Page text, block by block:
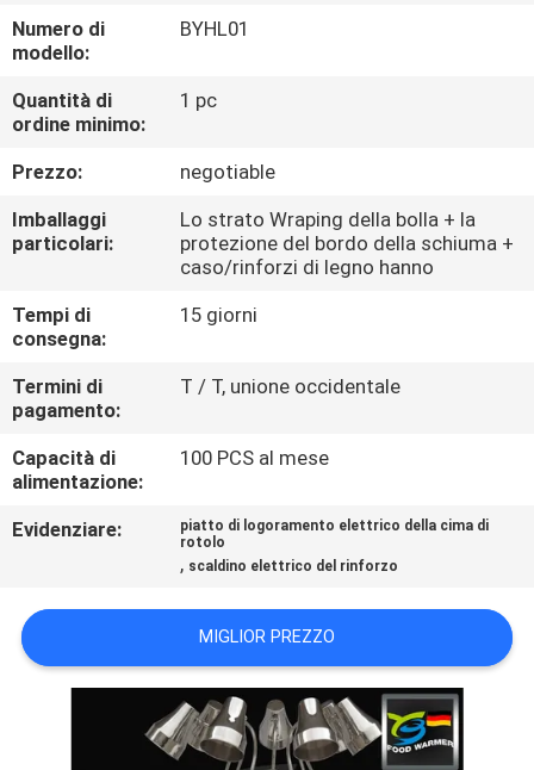
CONTROLLO
DI
QUALITÀ
CONTATTICI
UNA
MAPPA
DEL
SITO
PRIVACY
POLICY
Numero di
modello:
BYHL01
Quantità di
ordine minimo:
1 pc
Prezzo:
negotiable
Imballaggi
particolari:
Lo strato Wraping della bolla + la
protezione del bordo della schiuma +
caso/rinforzi di legno hanno
Tempi di
consegna:
15 giorni
Termini di
pagamento:
T / T, unione occidentale
Capacità di
alimentazione:
100 PCS al mese
Evidenziare:
piatto di logoramento elettrico della cima di
rotolo
, scaldino elettrico del rinforzo
MIGLIOR PREZZO